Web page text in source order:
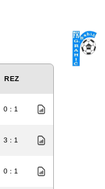
REZ
0 : 1
3 : 1
0 : 1